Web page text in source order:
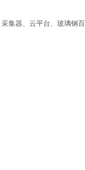
器、云平台、玻璃钢